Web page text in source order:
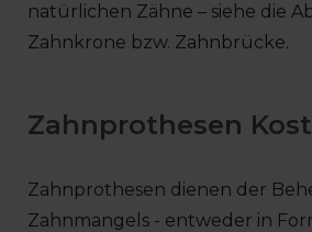
natürlichen Zähne – siehe die
Zahnkrone bzw. Zahnbrücke.
Zahnprothesen
Zahnprothesen dienen der
Zahnmangels - entweder in